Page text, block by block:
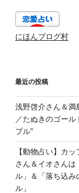
にほんブログ村
最近の投稿
浅野啓介さん＆満
／たぬきのゴール
プル”
【動物占い】カ
さん＆イオさん
ル」＆「落ち込
ル」